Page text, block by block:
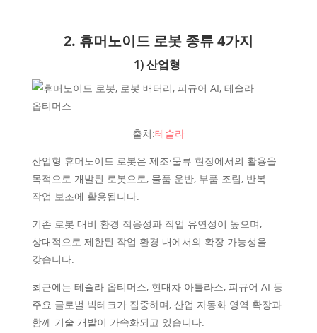
2. 휴머노이드 로봇 종류 4가지
1) 산업형
출처:테슬라
산업형 휴머노이드 로봇은 제조·물류 현장에서의 활용을
목적으로 개발된 로봇으로, 물품 운반, 부품 조립, 반복
작업 보조에 활용됩니다.
기존 로봇 대비 환경 적응성과 작업 유연성이 높으며,
상대적으로 제한된 작업 환경 내에서의 확장 가능성을
갖습니다.
최근에는 테슬라 옵티머스, 현대차 아틀라스, 피규어 AI 등
주요 글로벌 빅테크가 집중하며, 산업 자동화 영역 확장과
함께 기술 개발이 가속화되고 있습니다.